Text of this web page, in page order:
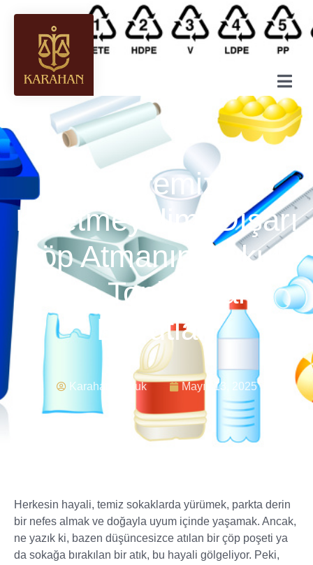
Çevremizi
Kirletmeyelim: Dışarı
Çöp Atmanın Hukuki
ve Toplumsal
Boyutları
Karahan Hukuk Mayıs 13, 2025
Herkesin hayali, temiz sokaklarda yürümek, parkta derin
bir nefes almak ve doğayla uyum içinde yaşamak. Ancak,
ne yazık ki, bazen düşüncesizce atılan bir çöp poşeti ya
da sokağa bırakılan bir atık, bu hayali gölgeliyor. Peki,